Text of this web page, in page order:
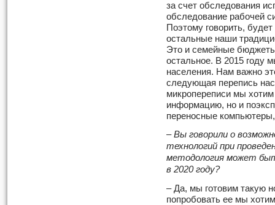
за счет обследования
обследование рабочей
Поэтому говорить,
остальные наши
Это и семейные
остальное. В 2015 году
населения. Нам важно
следующая перепись
микропереписи мы
информацию, но и
переносные
– Вы говорили о
технологий при
методология может
в 2020 году?
– Да, мы готовим такую
попробовать ее мы